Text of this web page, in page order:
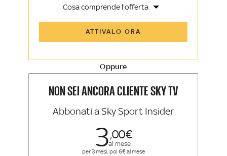
Cosa comprende l'offerta
Sky TG24 Insider
Sport e Sky TG24
La newsletter esclusiva di Sky Sport
ATTIVALO ORA
Oppure
NON SEI ANCORA CLIENTE SKY TV
Abbonati a Sky Sport Insider
300
al mese
per 3 mesi, poi 6€ al mese